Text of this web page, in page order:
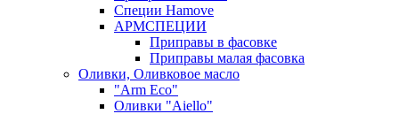
Специи Hamove
АРМСПЕЦИИ
Приправы в фасовке
Приправы малая фасовка
Оливки, Оливковое масло
"Arm Eco"
Оливки "Aiello"